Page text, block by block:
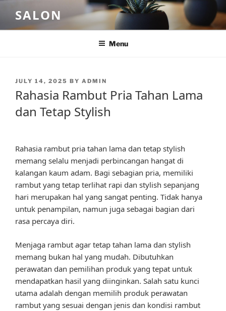
content
SALON
Menu
POSTED
JULY 14, 2025 BY ADMIN
Rahasia Rambut Pria Tahan Lama
dan Tetap Stylish
Rahasia rambut pria tahan lama dan tetap stylish
memang selalu menjadi perbincangan hangat di
kalangan kaum adam. Bagi sebagian pria, memiliki
rambut yang tetap terlihat rapi dan stylish sepanjang
hari merupakan hal yang sangat penting. Tidak hanya
untuk penampilan, namun juga sebagai bagian dari
rasa percaya diri.
Menjaga rambut agar tetap tahan lama dan stylish
memang bukan hal yang mudah. Dibutuhkan
perawatan dan pemilihan produk yang tepat untuk
mendapatkan hasil yang diinginkan. Salah satu kunci
utama adalah dengan memilih produk perawatan
rambut yang sesuai dengan jenis dan kondisi rambut